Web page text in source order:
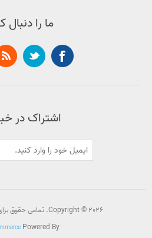
ما را دنبال
اشتراک در
Copyright © 2026. تمامی حقوق برای نیاگرام محفوظ است.
Powered By